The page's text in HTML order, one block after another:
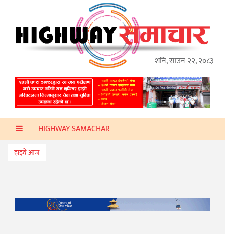
शनि, साउन २२, २०८३
गृहपृष्ठ
ताजा
समाचार
प्रदेश
प्रविधि
स्वास्थ्य
मनोरञ्जन
HIGHWAY SAMACHAR
हाइवे आज